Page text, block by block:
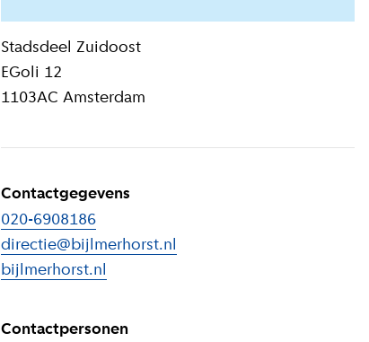
Stadsdeel Zuidoost
EGoli 12
1103AC Amsterdam
Contactgegevens
020-6908186
directie@bijlmerhorst.nl
bijlmerhorst.nl
Contactpersonen